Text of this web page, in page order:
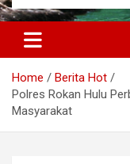
Kembar
Home
Berita Hot
Polres Rokan Hulu
Masyarakat